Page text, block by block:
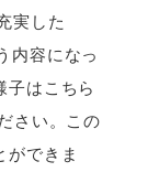
実した
内容になっ
子はこちら
さい。この
ができま